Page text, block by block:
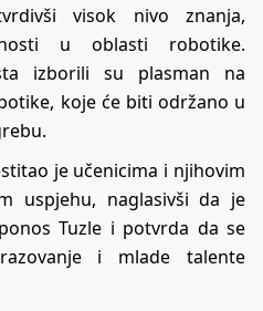
visok nivo znanja,
u oblasti robotike.
izborili su plasman na
koje će biti održano u
je učenicima i njihovim
uspjehu, naglasivši da je
Tuzle i potvrda da se
i mlade talente